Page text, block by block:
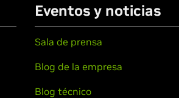
Eventos y noticias
Sala de prensa
Blog de la empresa
Blog técnico